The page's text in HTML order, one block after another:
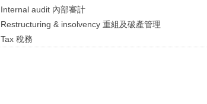
Internal audit 內部審計
Restructuring & insolvency 重組及破產管理
Tax 稅務